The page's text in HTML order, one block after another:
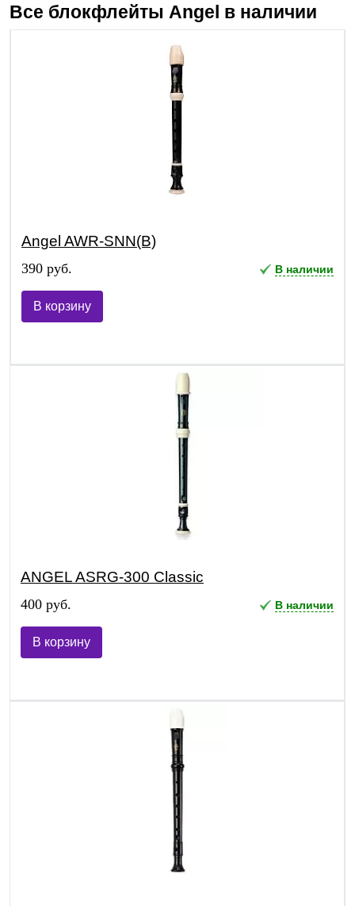
Все блокфлейты Angel в наличии
Angel AWR-SNN(B)
390 руб. В наличии
В корзину
ANGEL ASRG-300 Classic
400 руб. В наличии
В корзину